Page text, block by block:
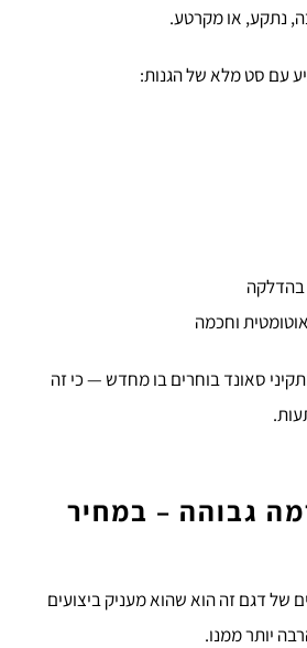
נתקע, או מקרטע.
בהדלקה
וחכמה
סאונד בוחרים בו מחדש — כי זה
גבוהה – במחיר
של דגם זה הוא שהוא מעניק ביצועים
יותר ממנו.